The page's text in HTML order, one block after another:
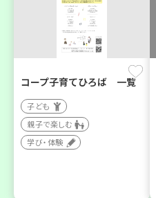
コープ子育てひろば 一覧
子ども
親子で楽しむ
学び・体験